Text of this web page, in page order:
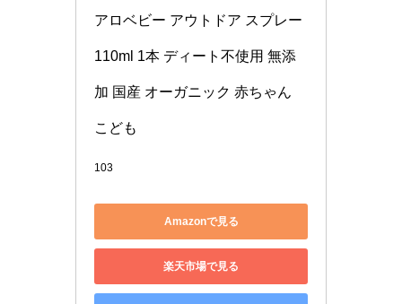
アロベビー アウトドア スプレー
110ml 1本 ディート不使用 無添
加 国産 オーガニック 赤ちゃん
こども
103
Amazonで見る
楽天市場で見る